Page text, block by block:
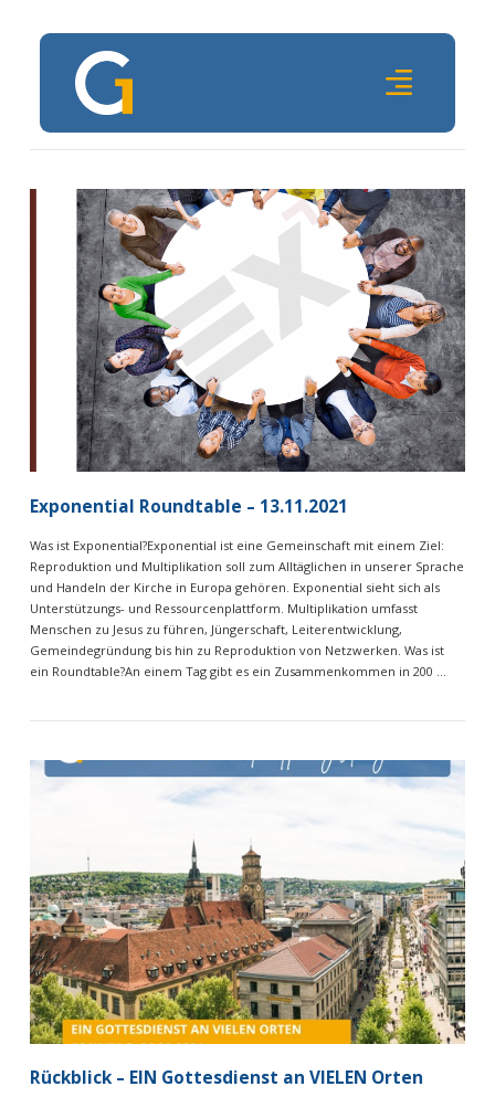
VIEW POST
Exponential Roundtable – 13.11.2021
Was ist Exponential?Exponential ist eine Gemeinschaft mit einem Ziel:
Reproduktion und Multiplikation soll zum Alltäglichen in unserer Sprache
und Handeln der Kirche in Europa gehören. Exponential sieht sich als
Unterstützungs- und Ressourcenplattform. Multiplikation umfasst
Menschen zu Jesus zu führen, Jüngerschaft, Leiterentwicklung,
Gemeindegründung bis hin zu Reproduktion von Netzwerken. Was ist
ein Roundtable?An einem Tag gibt es ein Zusammenkommen in 200 …
Rückblick – EIN Gottesdienst an VIELEN Orten